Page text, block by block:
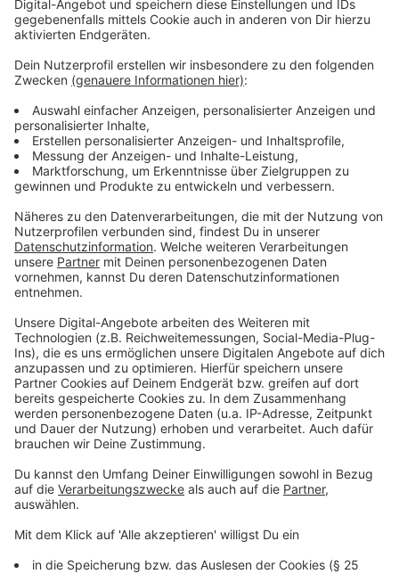
Präsenzunterricht zweimal pro Woche getestet
werden. Darüber hinaus gilt hier eine eigene
aufeinanderfolgenden Tagen den Schwellenwert von
Präsenzunterricht in Schulen, Berufsschulen,
Hochschulen, Einrichtungen der Erwachsenenbildung
und ähnlichen Einrichtungen verboten. Ausnahmen für
Abschlussklassen und Förderschulen sind möglich.
aber Notbetreuung ermöglichen. Die Schulbremse tritt
außer Kraft, wenn die 7-Tage-Inzidenz an fünf
aufeinander folgenden Tagen unter 200 liegt.
WEITERGEHENDE REGELUNGEN
Anzeige
Weiterreichende Gebote und Verbote des
Infektionsschutzes bleiben von der Notbremse
unberührt. Gottesdienste sind von ihr ebenfalls nicht